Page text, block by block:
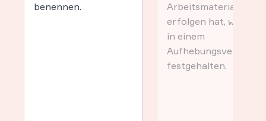
benennen.
Arbeitsmaterialien zu
erfolgen hat, werden
in einem
Aufhebungsvertrag
festgehalten.